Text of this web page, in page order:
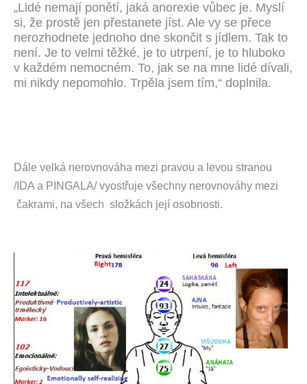
„Lidé nemají ponětí, jaká anorexie vůbec je. Myslí
si, že prostě jen přestanete jíst. Ale vy se přece
nerozhodnete jednoho dne skončit s jídlem. Tak to
není. Je to velmi těžké, je to utrpení, je to hluboko
v každém nemocném. To, jak se na mne lidé dívali,
mi nikdy nepomohlo. Trpěla jsem tím,“ doplnila.
Dále velká nerovnováha mezi pravou a levou stranou
/IDA a PINGALA/ vyostřuje všechny nerovnováhy mezi
čakrami, na všech složkách její osobnosti.